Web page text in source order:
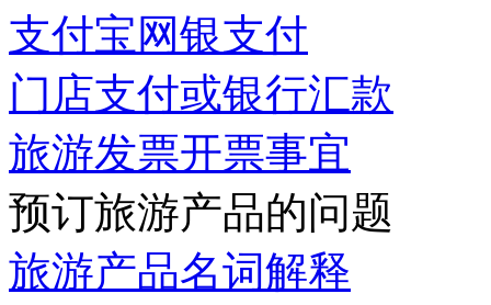
支付宝网银支付
门店支付或银行汇款
旅游发票开票事宜
预订旅游产品的问题
旅游产品名词解释